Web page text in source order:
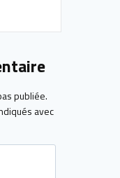
publiée.
avec